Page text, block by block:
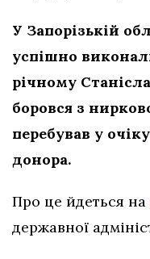
У Запорізькій
успішно
річному
боровся з
перебував у
донора.
Про це йдеться на
державної